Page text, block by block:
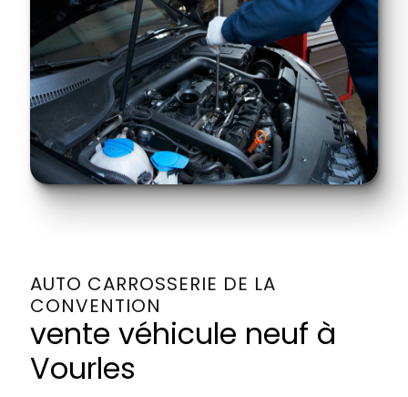
AUTO CARROSSERIE DE LA
CONVENTION
vente véhicule neuf à
Vourles